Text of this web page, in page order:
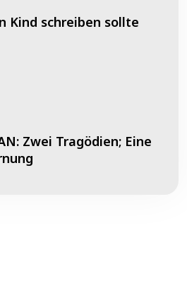
Kind schreiben sollte
Zwei Tragödien; Eine